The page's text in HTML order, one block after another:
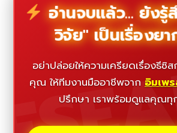
อ่านจบแล้ว... ยังรู้
วิจัย" เป็นเรื่องย
อย่าปล่อยให้ความเครียดเรื่องธีซิ
คุณ ให้ทีมงานมืออาชีพจาก อิมเพ
ปรึกษา เราพร้อมดูแลคุณทุ